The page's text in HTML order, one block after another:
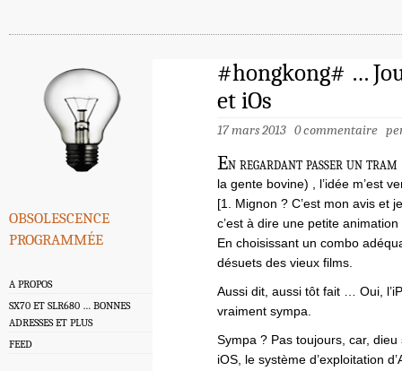
obsolescence
programmée
A PROPOS
SX70 ET SLR680 … BONNES
ADRESSES ET PLUS
FEED
#hongkong# …
et iOs
17 mars 2013 0 commentaire
En regardant passer un
la gente bovine) , l’idée m’est
[1. Mignon ? C’est mon avis et
c’est à dire une petite
En choisissant un combo
désuets des vieux films.
Aussi dit, aussi tôt fait … Oui,
vraiment sympa.
Sympa ? Pas toujours, car,
iOS, le système d’exploitation